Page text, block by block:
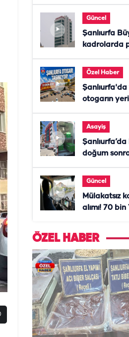
Güncel
Şanlıurfa
kadrolarda
Özel Haber
otogarın
Asayiş
doğum
Güncel
Mülakatsız
alımı! 70 bin
ÖZEL HABER